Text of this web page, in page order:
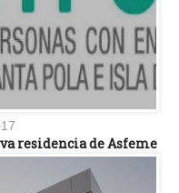
residencia de Asfeme